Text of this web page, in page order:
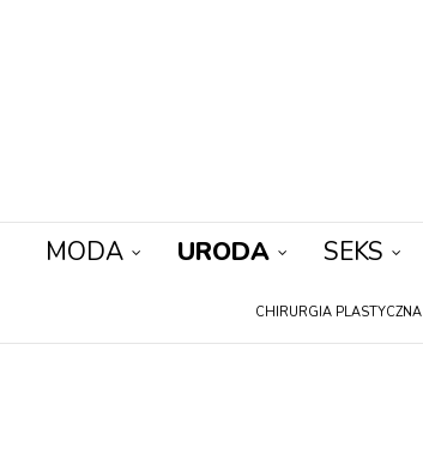
MODA URODA SEKS
CHIRURGIA PLASTYCZNA